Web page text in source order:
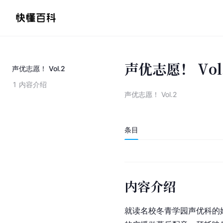
声优志愿！ Vol.2
1 内容介绍
声优志愿！
声优志愿！ Vol.2
条目
内容介绍
就读名校冬青学园声优科